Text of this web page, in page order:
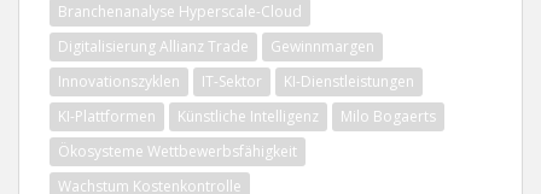
Branchenanalyse Hyperscale-Cloud
Digitalisierung Allianz Trade
Gewinnmargen
Innovationszyklen
IT-Sektor
KI-Dienstleistungen
KI-Plattformen
Künstliche Intelligenz
Milo Bogaerts
Ökosysteme Wettbewerbsfähigkeit
Wachstum Kostenkontrolle